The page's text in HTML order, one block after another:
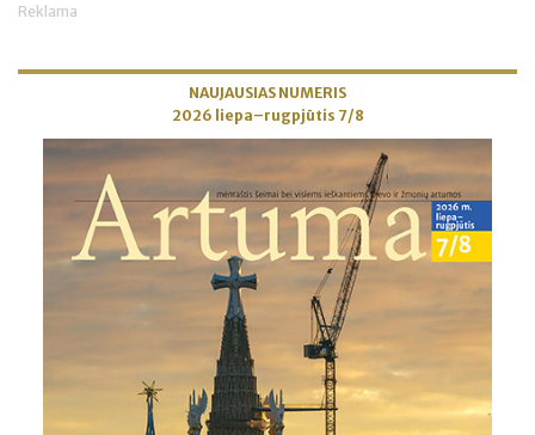
Reklama
NAUJAUSIAS NUMERIS
2026 liepa–rugpjūtis 7/8